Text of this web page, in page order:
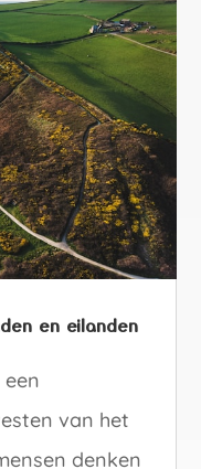
en eilanden
van het
denken